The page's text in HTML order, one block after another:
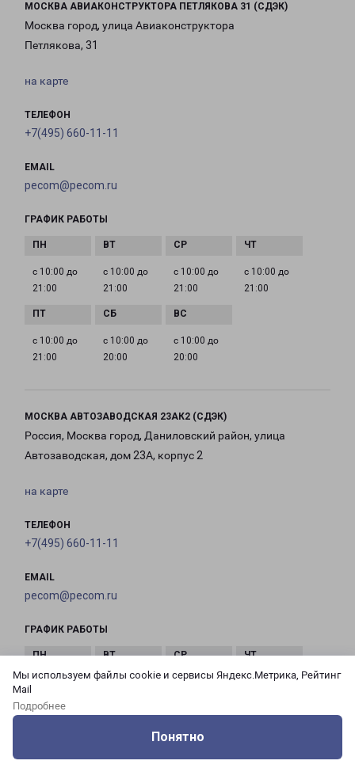
Мы используем файлы cookie и сервисы Яндекс.Метрика, Рейтинг
Mail
Подробнее
Понятно
МОСКВА АВИАКОНСТРУКТОРА ПЕТЛЯКОВА 31 (СДЭК)
Москва город, улица Авиаконструктора
Петлякова, 31
на карте
ТЕЛЕФОН
+7(495) 660-11-11
EMAIL
pecom@pecom.ru
ГРАФИК РАБОТЫ
с 10:00 до
21:00
с 10:00 до
21:00
с 10:00 до
21:00
с 10:00 до
21:00
с 10:00 до
21:00
с 10:00 до
20:00
с 10:00 до
20:00
МОСКВА АВТОЗАВОДСКАЯ 23АК2 (СДЭК)
Россия, Москва город, Даниловский район, улица
Автозаводская, дом 23А, корпус 2
на карте
ТЕЛЕФОН
+7(495) 660-11-11
EMAIL
pecom@pecom.ru
ГРАФИК РАБОТЫ
с 10:00 до
с 10:00 до
с 10:00 до
с 10:00 до